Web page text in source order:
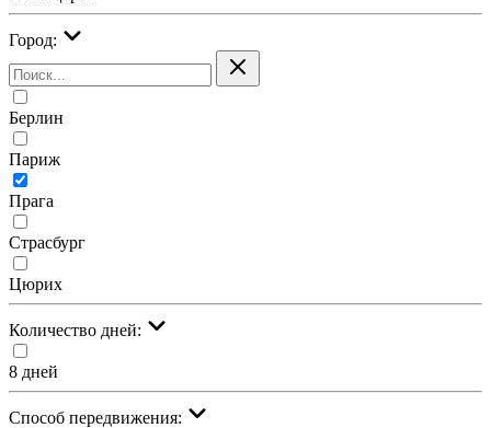
Город:
Берлин
Париж
Прага
Страсбург
Цюрих
Количество дней:
8 дней
Cпособ передвижения: